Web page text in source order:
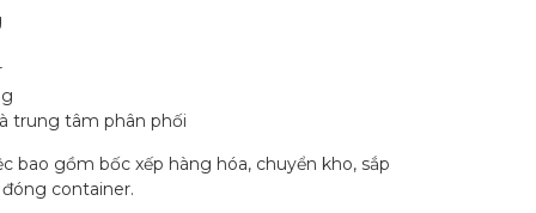
trung tâm phân phối
bao gồm bốc xếp hàng hóa, chuyển kho, sắp
container.